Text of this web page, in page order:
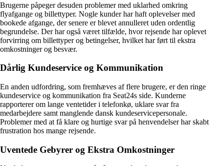
Brugerne påpeger desuden problemer med uklarhed omkring
flyafgange og billettyper. Nogle kunder har haft oplevelser med
bookede afgange, der senere er blevet annulleret uden ordentlig
begrundelse. Der har også været tilfælde, hvor rejsende har oplevet
forvirring om billettyper og betingelser, hvilket har ført til ekstra
omkostninger og besvær.
Dårlig Kundeservice og Kommunikation
En anden udfordring, som fremhæves af flere brugere, er den ringe
kundeservice og kommunikation fra Seat24s side. Kunderne
rapporterer om lange ventetider i telefonkø, uklare svar fra
medarbejdere samt manglende dansk kundeservicepersonale.
Problemer med at få klare og hurtige svar på henvendelser har skabt
frustration hos mange rejsende.
Uventede Gebyrer og Ekstra Omkostninger